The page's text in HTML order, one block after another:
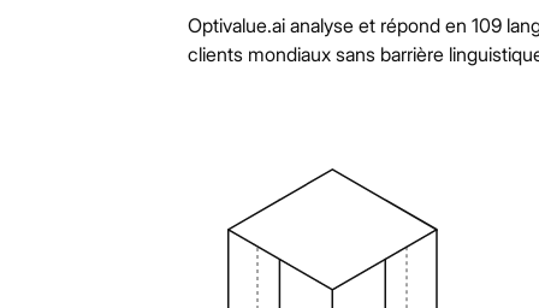
Optivalue.ai analyse et répond en 109
clients mondiaux sans barrière